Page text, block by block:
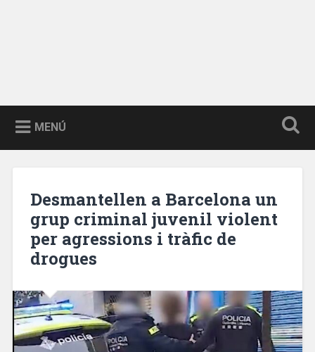
MENÚ
Desmantellen a Barcelona un
grup criminal juvenil violent
per agressions i tràfic de
drogues